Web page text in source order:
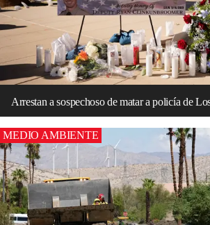
Arrestan a sospechoso de matar a policía de
MEDIO AMBIENTE